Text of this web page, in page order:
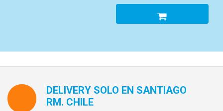
DELIVERY SOLO EN SANTIAGO
RM. CHILE